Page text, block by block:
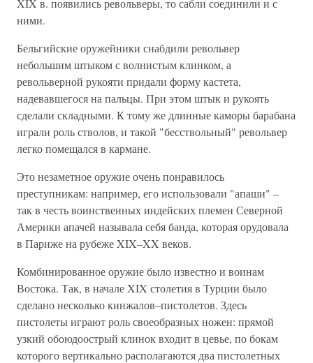
XIX в. появились револьверы, то сабли соединили и с
ними.
Бельгийские оружейники снабдили револьвер
небольшим штыком с волнистым клинком, а
револьверной рукояти придали форму кастета,
надевавшегося на пальцы. При этом штык и рукоять
сделали складными. К тому же длинные каморы барабана
играли роль стволов, и такой "бесствольный" револьвер
легко помещался в кармане.
Это незаметное оружие очень понравилось
преступникам: например, его использовали "апаши" –
так в честь воинственных индейских племен Северной
Америки апачей называла себя банда, которая орудовала
в Париже на рубеже XIX–XX веков.
Комбинированное оружие было известно и воинам
Востока. Так, в начале XIX столетия в Турции было
сделано несколько кинжалов–пистолетов. Здесь
пистолеты играют роль своеобразных ножен: прямой
узкий обоюдоострый клинок входит в цевье, по бокам
которого вертикально располагаются два пистолетных